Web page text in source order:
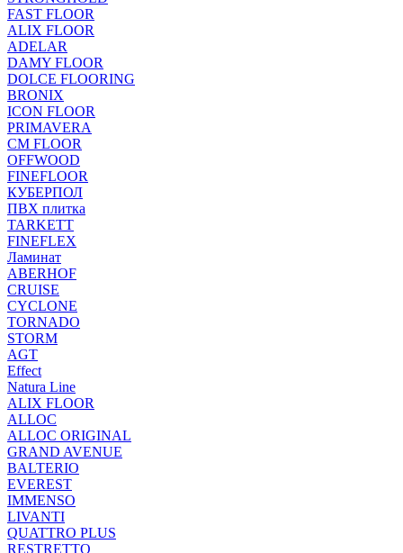
FAST FLOOR
ALIX FLOOR
ADELAR
DAMY FLOOR
DOLCE FLOORING
BRONIX
ICON FLOOR
PRIMAVERA
CM FLOOR
OFFWOOD
FINEFLOOR
КУБЕРПОЛ
ПВХ плитка
TARKETT
FINEFLEX
Ламинат
ABERHOF
CRUISE
CYCLONE
TORNADO
STORM
AGT
Effect
Natura Line
ALIX FLOOR
ALLOC
ALLOC ORIGINAL
GRAND AVENUE
BALTERIO
EVEREST
IMMENSO
LIVANTI
QUATTRO PLUS
RESTRETTO